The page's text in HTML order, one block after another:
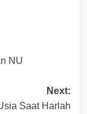
NU
Next:
Saat Harlah